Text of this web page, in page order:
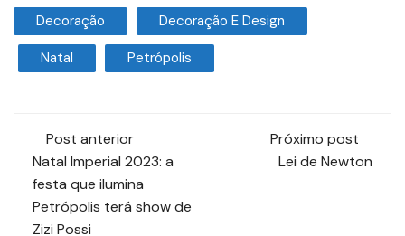
Decoração Decoração E Design
Natal Petrópolis
Post anterior
Natal Imperial 2023: a
festa que ilumina
Petrópolis terá show de
Zizi Possi
Próximo post
Lei de Newton